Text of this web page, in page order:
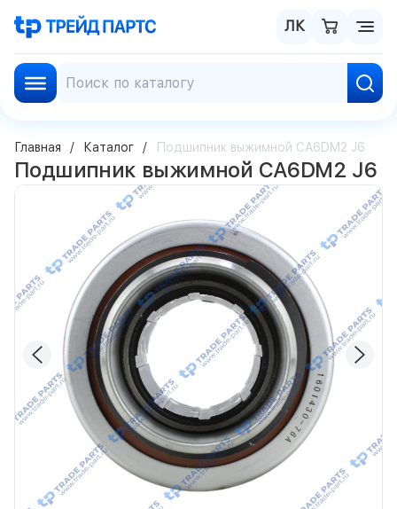
ЛК
Главная Каталог Подшипник выжимной CA6DM2 J6
Подшипник выжимной CA6DM2 J6